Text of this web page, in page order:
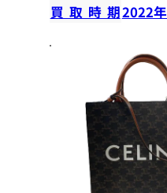
買取時期2022